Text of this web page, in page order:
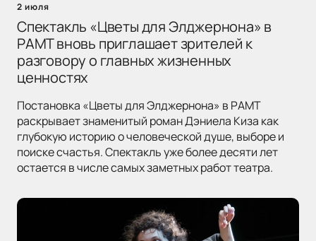
2 июля
Спектакль «Цветы для Элджернона» в
РАМТ вновь приглашает зрителей к
разговору о главных жизненных
ценностях
Постановка «Цветы для Элджернона» в РАМТ
раскрывает знаменитый роман Дэниела Киза как
глубокую историю о человеческой душе, выборе и
поиске счастья. Спектакль уже более десяти лет
остается в числе самых заметных работ театра.